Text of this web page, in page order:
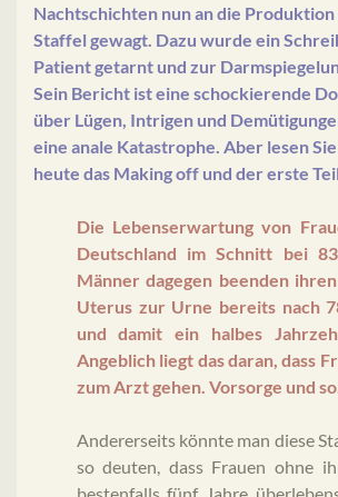
Nachtschichten nun an die
Staffel gewagt. Dazu wurde ein
Patient getarnt und zur
Sein Bericht ist eine schockierende
über Lügen, Intrigen und
eine anale Katastrophe. Aber lesen
heute das Making off und der erste
Die Lebenserwartung von
Deutschland im Schnitt bei
Männer dagegen beenden
Uterus zur Urne bereits nach
und damit ein halbes
Angeblich liegt das daran, dass
zum Arzt gehen. Vorsorge und
Andererseits könnte man diese
so deuten, dass Frauen ohne